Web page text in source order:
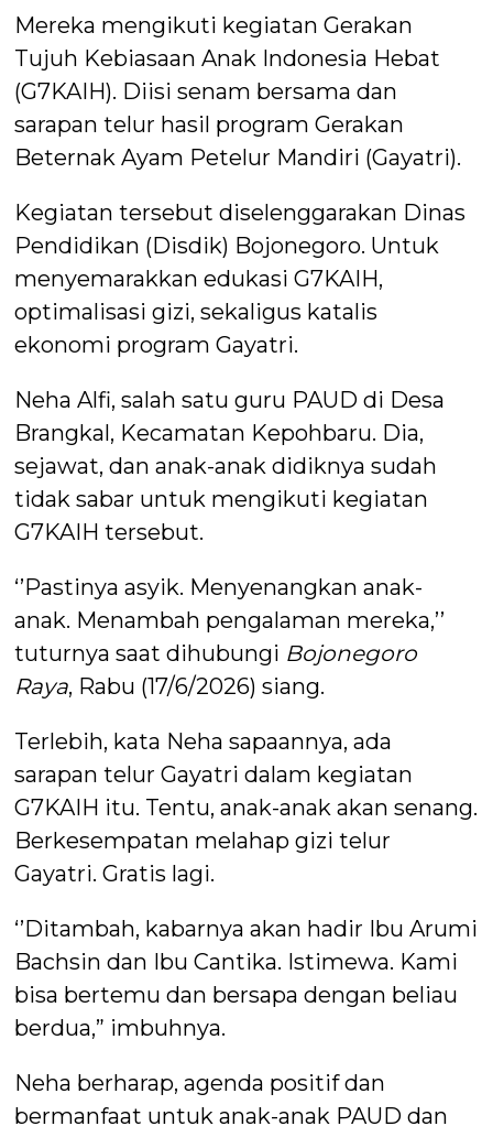
Mereka mengikuti kegiatan Gerakan
Tujuh Kebiasaan Anak Indonesia Hebat
(G7KAIH). Diisi senam bersama dan
sarapan telur hasil program Gerakan
Beternak Ayam Petelur Mandiri (Gayatri).
Kegiatan tersebut diselenggarakan Dinas
Pendidikan (Disdik) Bojonegoro. Untuk
menyemarakkan edukasi G7KAIH,
optimalisasi gizi, sekaligus katalis
ekonomi program Gayatri.
Neha Alfi, salah satu guru PAUD di Desa
Brangkal, Kecamatan Kepohbaru. Dia,
sejawat, dan anak-anak didiknya sudah
tidak sabar untuk mengikuti kegiatan
G7KAIH tersebut.
‘’Pastinya asyik. Menyenangkan anak-
anak. Menambah pengalaman mereka,’’
tuturnya saat dihubungi Bojonegoro
Raya, Rabu (17/6/2026) siang.
Terlebih, kata Neha sapaannya, ada
sarapan telur Gayatri dalam kegiatan
G7KAIH itu. Tentu, anak-anak akan senang.
Berkesempatan melahap gizi telur
Gayatri. Gratis lagi.
‘’Ditambah, kabarnya akan hadir Ibu Arumi
Bachsin dan Ibu Cantika. Istimewa. Kami
bisa bertemu dan bersapa dengan beliau
berdua,” imbuhnya.
Neha berharap, agenda positif dan
bermanfaat untuk anak-anak PAUD dan